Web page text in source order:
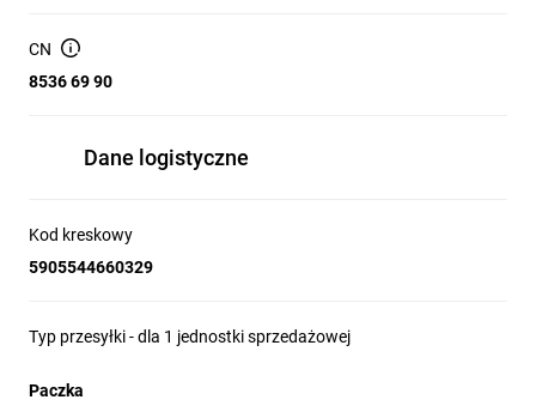
CN
8536 69 90
Dane logistyczne
Kod kreskowy
5905544660329
Typ przesyłki - dla 1 jednostki sprzedażowej
Paczka